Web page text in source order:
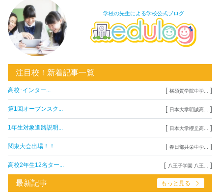
学校の先生による学校公式ブログ
注目校！新着記事一覧
高校･インター... [ 横須賀学院中学... ]
第1回オープンスク... [ 日本大学明誠高... ]
1年生対象進路説明... [ 日本大学櫻丘高... ]
関東大会出場！！ [ 春日部共栄中学... ]
高校2年生12名ター... [ 八王子学園 八王... ]
最新記事 もっと見る